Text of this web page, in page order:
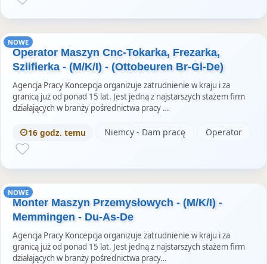
NOWE
Operator Maszyn Cnc-Tokarka, Frezarka,
Szlifierka - (M/K/I) - (Ottobeuren Br-Gl-De)
Agencja Pracy Koncepcja organizuje zatrudnienie w kraju i za
granicą już od ponad 15 lat. Jest jedną z najstarszych stażem firm
działających w branży pośrednictwa pracy …
16 godz. temu Niemcy - Dam pracę Operator
NOWE
Monter Maszyn Przemysłowych - (M/K/I) -
Memmingen - Du-As-De
Agencja Pracy Koncepcja organizuje zatrudnienie w kraju i za
granicą już od ponad 15 lat. Jest jedną z najstarszych stażem firm
działających w branży pośrednictwa pracy…